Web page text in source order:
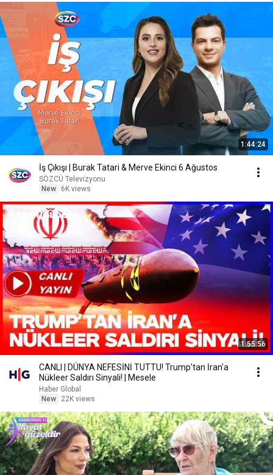
1:44:24
İş Çıkışı | Burak Tatari & Merve Ekinci 6 Ağustos
SÖZCÜ Televizyonu
New
6K views
1:55:56
CANLI | DÜNYA NEFESİNİ TUTTU! Trump'tan İran'a
Nükleer Saldırı Sinyali! | Mesele
Haber Global
New
22K views